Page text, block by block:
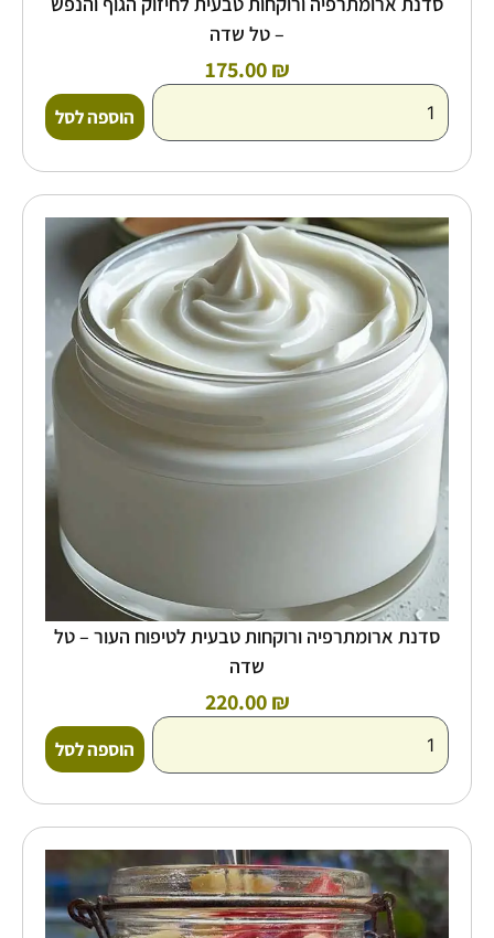
– טל שדה
175.00₪
הוספה לסל
סדנת ארומתרפיה ורוקחות טבעית לטיפוח העור – טל
שדה
220.00₪
של
סדנת
ארומתרפיה
ורוקחות
טבעית
לטיפוח
העור
-
טל
שדה
הוספה לסל
אומנות
ההתססה